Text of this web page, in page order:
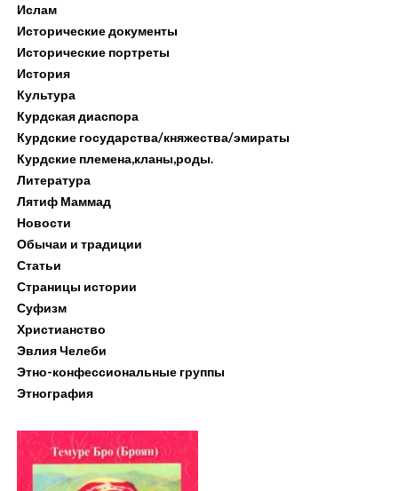
Ислам
Исторические документы
Исторические портреты
История
Культура
Курдская диаспора
Курдские государства/княжества/эмираты
Курдские племена,кланы,роды.
Литература
Лятиф Маммад
Новости
Обычаи и традиции
Статьи
Страницы истории
Суфизм
Христианство
Эвлия Челеби
Этно-конфессиональные группы
Этнография